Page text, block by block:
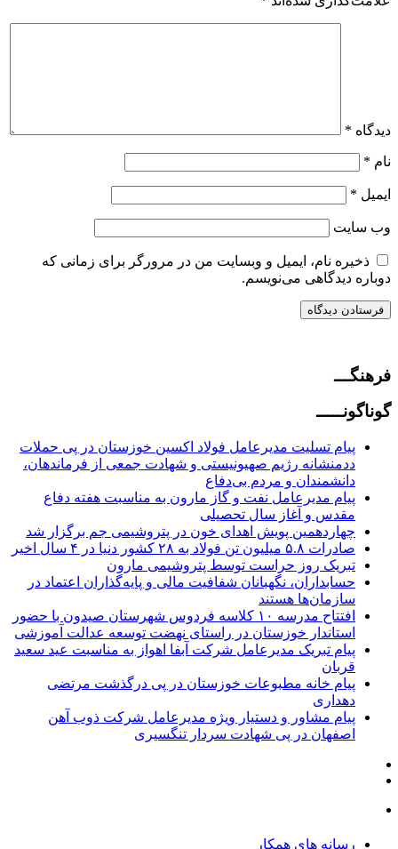
دیدگاه *
نام *
ایمیل *
وب‌ سایت
ذخیره نام، ایمیل و وبسایت من در مرورگر برای زمانی که
دوباره دیدگاهی می‌نویسم.
فرهنگـــ
گوناگونـــــ
پیام تسلیت مدیرعامل فولاد اکسین خوزستان در پی حملات
ددمنشانه رژیم صهیونیستی و شهادت جمعی از فرماندهان،
دانشمندان و مردم بی‌دفاع
پیام مدیرعامل نفت و گاز مارون به مناسبت هفته دفاع
مقدس و آغاز سال تحصیلی
چهاردهمین پویش اهدای خون در پتروشیمی جم برگزار شد
صادرات ۵.۸ میلیون تن فولاد به ۲۸ کشور دنیا در ۴ سال اخیر
تبریک روز حراست توسط پتروشیمی مارون
حسابداران، نگهبانان شفافیت مالی و پایه‌گذاران اعتماد در
سازمان‌ها هستند
افتتاح مدرسه ۱۰ کلاسه فردوس شهرستان صیدون با حضور
استاندار خوزستان در راستای نهضت توسعه عدالت آموزشی
پیام تبریک مدیرعامل شرکت آبفا اهواز به مناسبت عید سعید
قربان
پیام خانه مطبوعات خوزستان در پی درگذشت مرتضی
دهداری
پیام مشاور و دستیار ویژه مدیرعامل شرکت ذوب آهن
اصفهان در پی شهادت سردار تنگسیری
رسانه های همکار